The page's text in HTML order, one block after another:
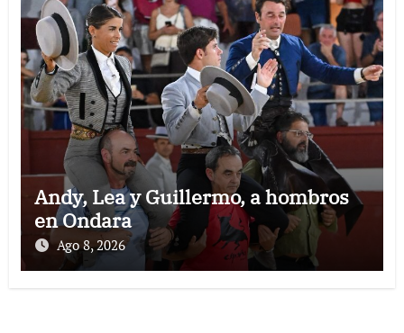
Andy, Lea y Guillermo, a hombros
en Ondara
Ago 8, 2026